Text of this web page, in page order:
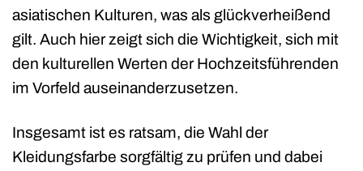
asiatischen Kulturen, was als glückverheißend
gilt. Auch hier zeigt sich die Wichtigkeit, sich mit
den kulturellen Werten der Hochzeitsführenden
im Vorfeld auseinanderzusetzen.
Insgesamt ist es ratsam, die Wahl der
Kleidungsfarbe sorgfältig zu prüfen und dabei